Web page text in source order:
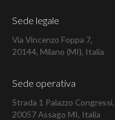
Sede legale
Via Vincenzo Foppa 7,
20144, Milano (MI), Italia
Sede operativa
Strada 1 Palazzo Congressi,
20057 Assago MI, Italia